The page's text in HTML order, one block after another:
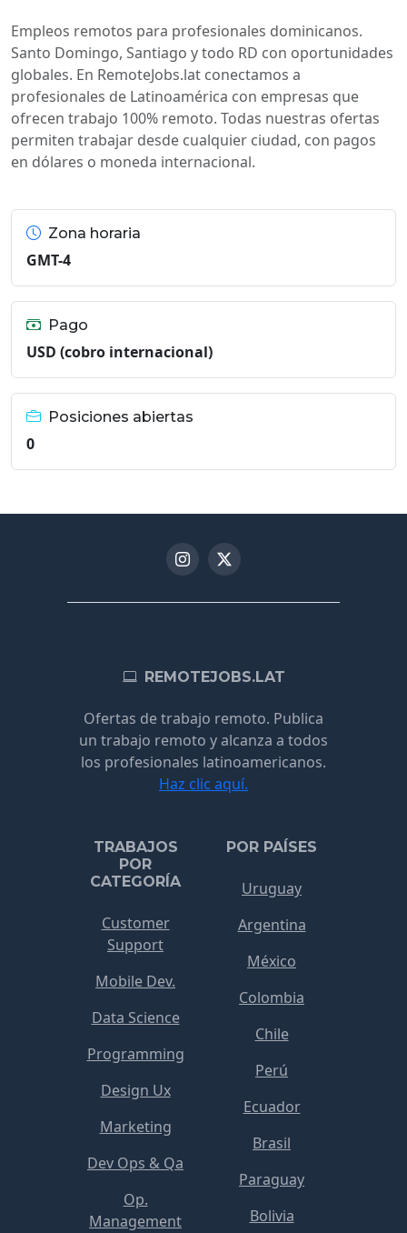
Empleos remotos para profesionales dominicanos.
Santo Domingo, Santiago y todo RD con oportunidades
globales. En RemoteJobs.lat conectamos a
profesionales de Latinoamérica con empresas que
ofrecen trabajo 100% remoto. Todas nuestras ofertas
permiten trabajar desde cualquier ciudad, con pagos
en dólares o moneda internacional.
Zona horaria
GMT-4
Pago
USD (cobro internacional)
Posiciones abiertas
0
REMOTEJOBS.LAT
Ofertas de trabajo remoto. Publica
un trabajo remoto y alcanza a todos
los profesionales latinoamericanos.
Haz clic aquí.
TRABAJOS
POR
CATEGORÍA
Customer
Support
Mobile Dev.
Data Science
Programming
Design Ux
Marketing
Dev Ops & Qa
Op.
Management
POR PAÍSES
Uruguay
Argentina
México
Colombia
Chile
Perú
Ecuador
Brasil
Paraguay
Bolivia